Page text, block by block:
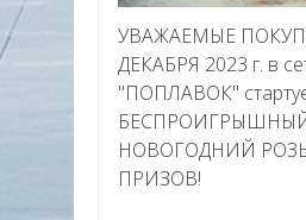
УВАЖАЕМЫЕ
ДЕКАБРЯ 2023 г. в
"ПОПЛАВОК"
НОВОГОДНИЙ
ПРИЗОВ!